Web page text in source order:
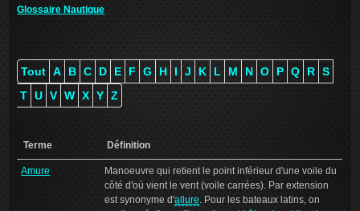
Glossaire Nautique
Tout A B C D E F G H I J K L M N O P Q R S
T U V W X Y Z
Terme Définition
Amure
Manoeuvre qui retient le point inférieur d'une voile du
côté d'où vient le vent (voile carrées). Par extension
est synonyme d'allure. Pour les bateaux latins, on